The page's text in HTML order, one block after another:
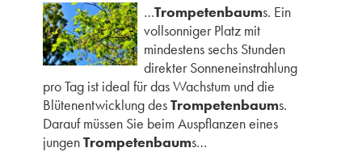
…Trompetenbaums. Ein
vollsonniger Platz mit
mindestens sechs Stunden
direkter Sonneneinstrahlung
pro Tag ist ideal für das Wachstum und die
Blütenentwicklung desTrompetenbaums.
Darauf müssen Sie beim Auspflanzen eines
jungenTrompetenbaums…